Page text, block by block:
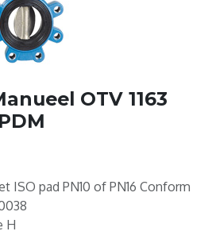
OTV 1163
ISO pad PN10 of PN16 Conform
H